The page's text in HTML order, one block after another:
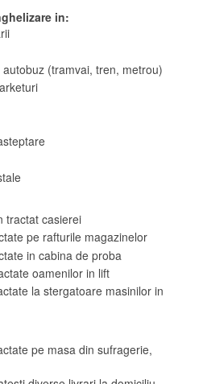
in:
autobuz (tramvai, tren, metrou)
tractat casierei
pe rafturile magazinelor
in cabina de proba
oamenilor in lift
la stergatoare masinilor in
pe masa din sufragerie,